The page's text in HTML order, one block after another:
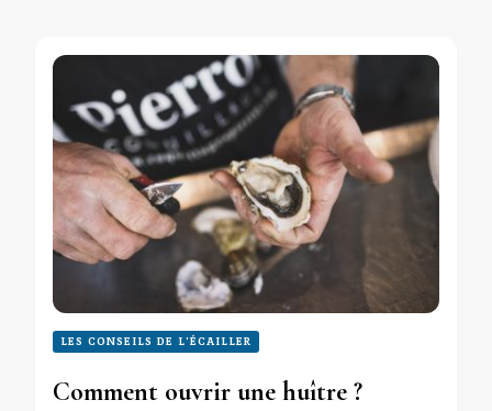
LES CONSEILS DE L'ÉCAILLER
Comment ouvrir une huître ?